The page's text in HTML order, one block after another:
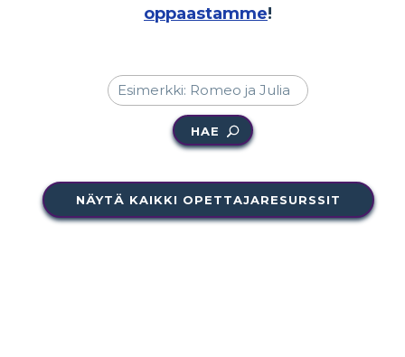
oppaastamme!
HAE
NÄYTÄ KAIKKI OPETTAJARESURSSIT